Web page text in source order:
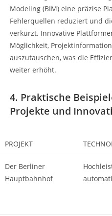
Modeling (BIM) eine präzise
Fehlerquellen reduziert und
verkürzt. Innovative
Möglichkeit,
auszutauschen, was die
weiter erhöht.
4. Praktische
Projekte und
PROJEKT
Der Berliner
Hauptbahnhof